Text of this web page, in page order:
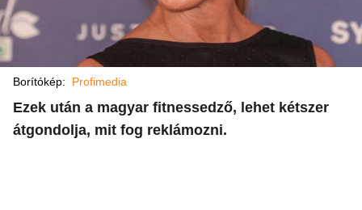
Borítókép: Profimedia
Ezek után a magyar fitnessedző, lehet kétszer
átgondolja, mit fog reklámozni.